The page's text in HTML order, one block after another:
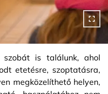
szobát is találunk, ahol
etetésre, szoptatásra,
megközelíthető helyen,